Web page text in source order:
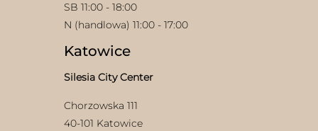
SB 11:00 - 18:00
N (handlowa) 11:00 - 17:00
Katowice
Silesia City Center
Chorzowska 111
40-101 Katowice